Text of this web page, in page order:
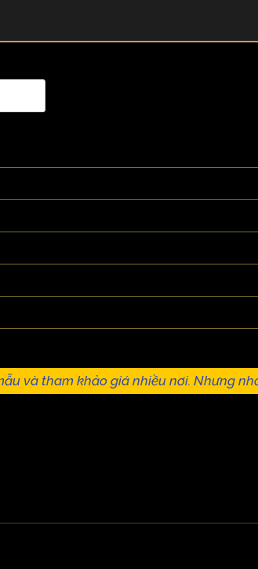
và tham khảo giá nhiều nơi. Nhưng